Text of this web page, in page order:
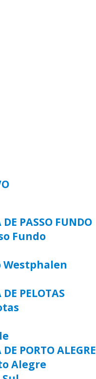
PASSO FUNDO
Fundo
Westphalen
PELOTAS
PORTO ALEGRE
Alegre